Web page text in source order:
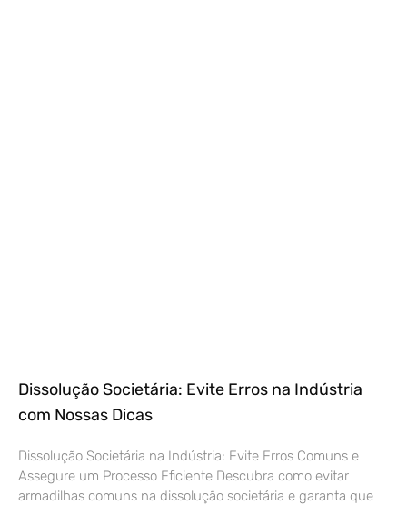
Dissolução Societária: Evite Erros na Indústria
com Nossas Dicas
Dissolução Societária na Indústria: Evite Erros Comuns e
Assegure um Processo Eficiente Descubra como evitar
armadilhas comuns na dissolução societária e garanta que